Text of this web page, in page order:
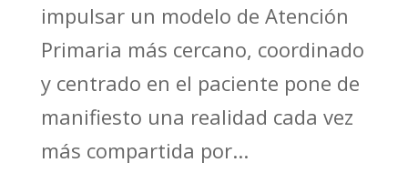
impulsar un modelo de Atención
Primaria más cercano, coordinado
y centrado en el paciente pone de
manifiesto una realidad cada vez
más compartida por...